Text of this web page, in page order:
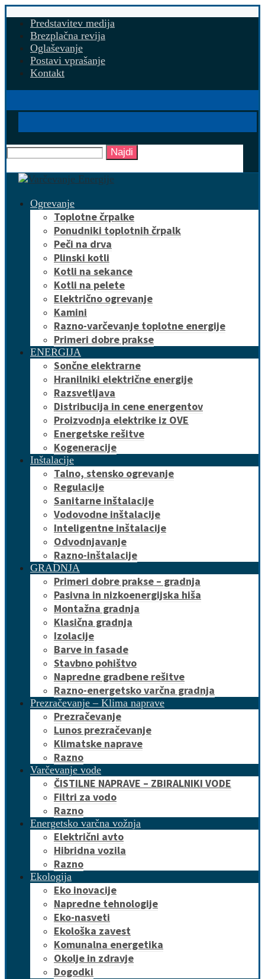
Predstavitev medija
Brezplačna revija
Oglaševanje
Postavi vprašanje
Kontakt
Najdi
Ogrevanje
Toplotne črpalke
Ponudniki toplotnih črpalk
Peči na drva
Plinski kotli
Kotli na sekance
Kotli na pelete
Električno ogrevanje
Kamini
Razno-varčevanje toplotne energije
Primeri dobre prakse
ENERGIJA
Sončne elektrarne
Hranilniki električne energije
Razsvetljava
Distribucija in cene energentov
Proizvodnja elektrike iz OVE
Energetske rešitve
Kogeneracije
Inštalacije
Talno, stensko ogrevanje
Regulacije
Sanitarne inštalacije
Vodovodne inštalacije
Inteligentne inštalacije
Odvodnjavanje
Razno-inštalacije
GRADNJA
Primeri dobre prakse – gradnja
Pasivna in nizkoenergijska hiša
Montažna gradnja
Klasična gradnja
Izolacije
Barve in fasade
Stavbno pohištvo
Napredne gradbene rešitve
Razno-energetsko varčna gradnja
Prezračevanje – Klima naprave
Prezračevanje
Lunos prezračevanje
Klimatske naprave
Razno
Varčevanje vode
ČISTILNE NAPRAVE – ZBIRALNIKI VODE
Filtri za vodo
Razno
Energetsko varčna vožnja
Električni avto
Hibridna vozila
Razno
Ekologija
Eko inovacije
Napredne tehnologije
Eko-nasveti
Ekološka zavest
Komunalna energetika
Okolje in zdravje
Dogodki